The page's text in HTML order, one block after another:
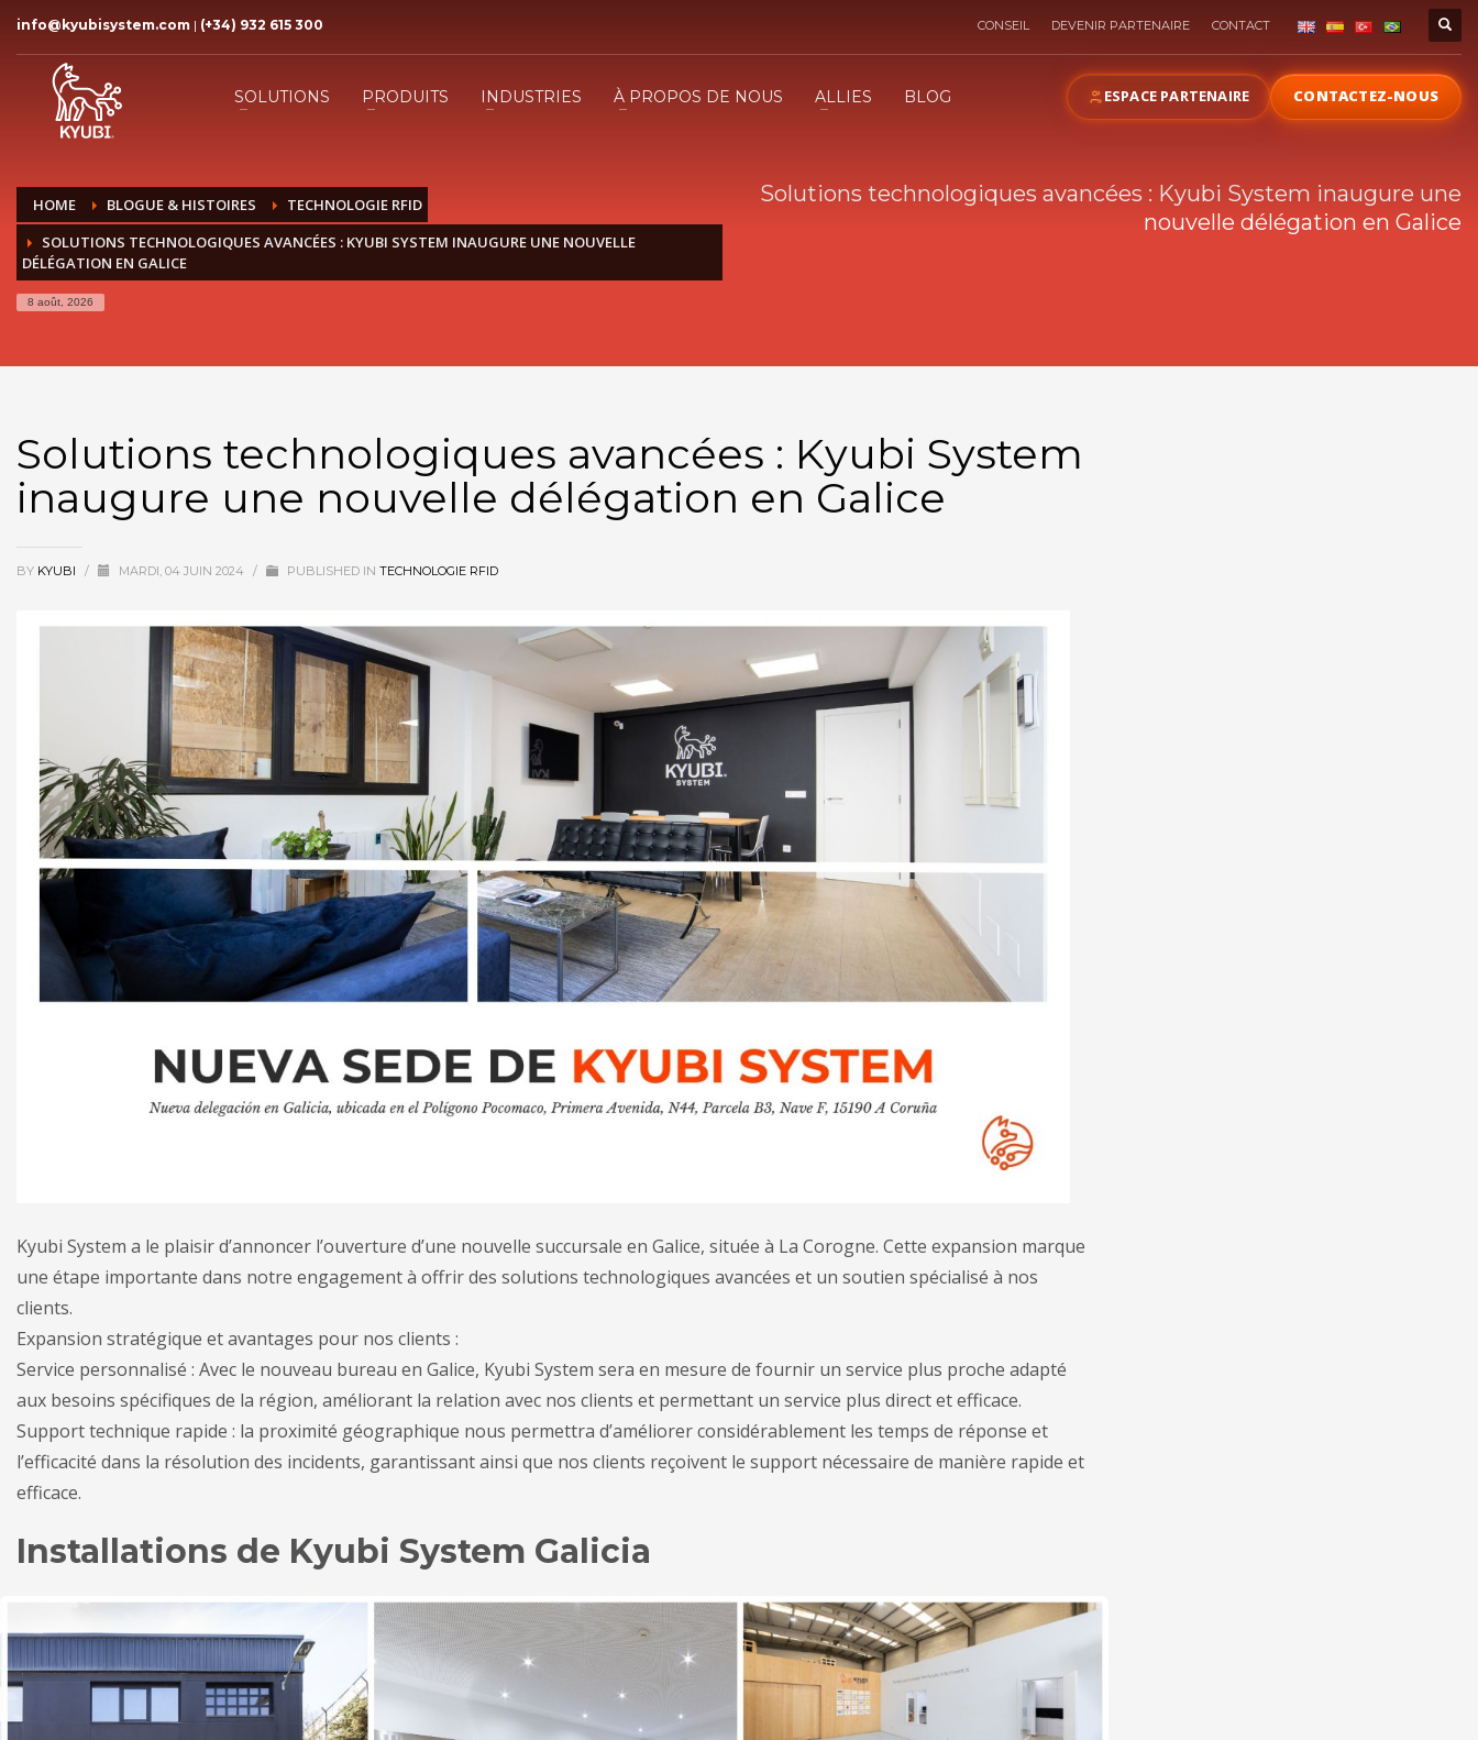
info@kyubisystem.com | (+34) 932 615 300 CONSEIL DEVENIR PARTENAIRE CONTACT
SOLUTIONS PRODUITS INDUSTRIES À PROPOS DE NOUS ALLIES BLOG ESPACE PARTENAIRE CONTACTEZ-NOUS
HOME BLOGUE & HISTOIRES
TECHNOLOGIE RFID
SOLUTIONS TECHNOLOGIQUES AVANCÉES : KYUBI SYSTEM INAUGURE UNE NOUVELLE
DÉLÉGATION EN GALICE
8 août, 2026
Solutions technologiques avancées : Kyubi System inaugure une
nouvelle délégation en Galice
Solutions technologiques avancées : Kyubi System
inaugure une nouvelle délégation en Galice
BY KYUBI / MARDI, 04 JUIN 2024 / PUBLISHED IN TECHNOLOGIE RFID
Kyubi System a le plaisir d’annoncer l’ouverture d’une nouvelle succursale en Galice, située à La Corogne. Cette expansion marque
une étape importante dans notre engagement à offrir des solutions technologiques avancées et un soutien spécialisé à nos
clients.
Expansion stratégique et avantages pour nos clients :
Service personnalisé : Avec le nouveau bureau en Galice, Kyubi System sera en mesure de fournir un service plus proche adapté
aux besoins spécifiques de la région, améliorant la relation avec nos clients et permettant un service plus direct et efficace.
Support technique rapide : la proximité géographique nous permettra d’améliorer considérablement les temps de réponse et
l’efficacité dans la résolution des incidents, garantissant ainsi que nos clients reçoivent le support nécessaire de manière rapide et
efficace.
Installations de Kyubi System Galicia